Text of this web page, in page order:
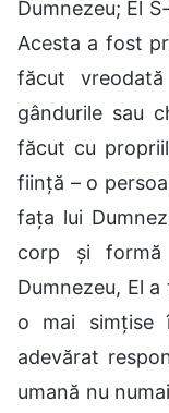
Dumnezeu; El
Acesta a fost
făcut
gândurile sau
făcut cu
ființă – o
fața lui
corp și formă
Dumnezeu, El
o mai simțise
adevărat
umană nu